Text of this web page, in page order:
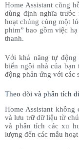
Home Assistant cũng
dùng định nghĩa
hoạt chúng cùng một
phim” bao gồm việc
thanh.
Với khả năng tự động
biến ngôi nhà của bạn
động phản ứng với các
Theo dõi và phân tích
Home Assistant
và lưu trữ dữ liệu từ
và phân tích các xu
lượng đến các mẫu